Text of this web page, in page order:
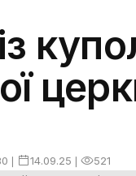
❘ 14.09.25 ❘ 521